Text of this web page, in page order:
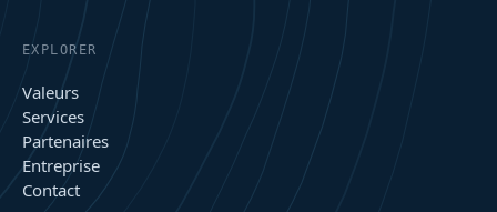
EXPLORER
Valeurs
Services
Partenaires
Entreprise
Contact